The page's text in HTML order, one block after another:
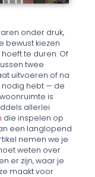
onder druk,
bewust kiezen
te duren. Of
twee
uitvoeren of na
nodig hebt — de
is
allerlei
die inspelen op
een langlopend
nemen we je
weten over
er zijn, waar je
maakt voor